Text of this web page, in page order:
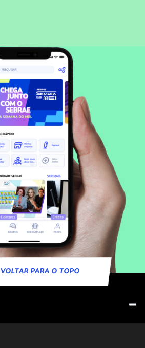
VOLTAR PARA O TOPO